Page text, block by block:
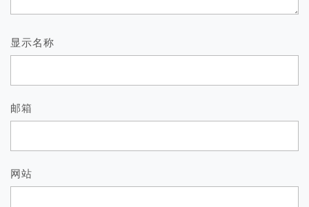
显示名称
邮箱
网站